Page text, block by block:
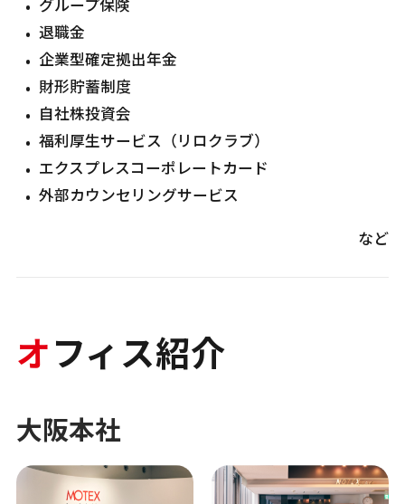
グループ保険
退職金
企業型確定拠出年金
財形貯蓄制度
自社株投資会
福利厚生サービス（リロクラブ）
エクスプレスコーポレートカード
外部カウンセリングサービス
オフィス紹介
大阪本社